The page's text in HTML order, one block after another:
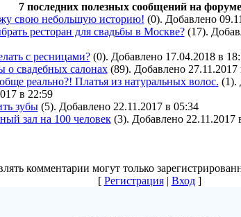
7 последних полезных сообщений на
свою небольшую историю! (0). Добавлено
ресторан для свадьбы в Москве?(17).
с ресницами?(0). Добавлено 17.04.2018 в
о свадебных салонах(89). Добавлено 27.11.2017
реально?! Платья из натуральных волос. (1).
в 22:59
зубы(5). Добавлено 22.11.2017 в 05:34
зал на 100 человек(3). Добавлено 22.11.2017
комментарии могут только
[ Регистрация| Вход]